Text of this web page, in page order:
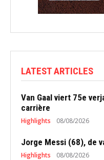
LATEST ARTICLES
Van Gaal viert 75e
carrière
Highlights 08/08/2026
Jorge Messi (68), de
Highlights 08/08/2026